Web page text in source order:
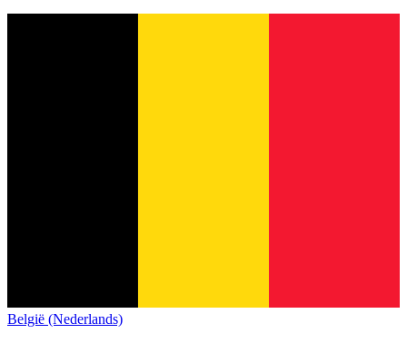
België (Nederlands)